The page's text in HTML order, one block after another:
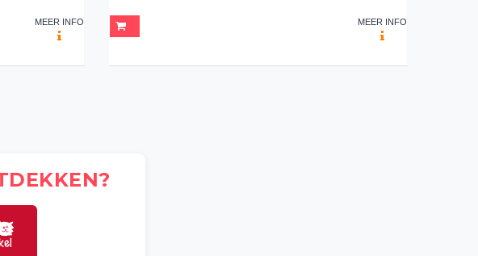
MEER INFO MEER INFO